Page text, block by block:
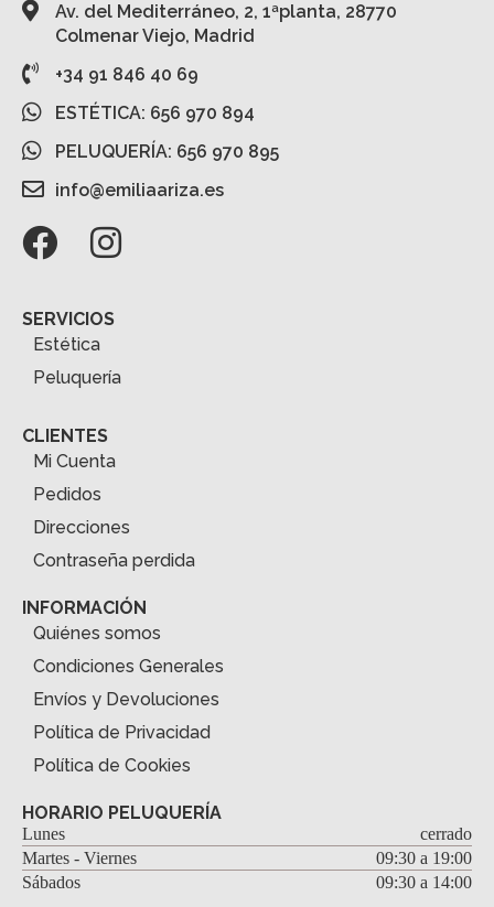
Av. del Mediterráneo, 2, 1ªplanta, 28770
Colmenar Viejo, Madrid
+34 91 846 40 69
ESTÉTICA: 656 970 894
PELUQUERÍA: 656 970 895
info@emiliaariza.es
SERVICIOS
Estética
Peluquería
CLIENTES
Mi Cuenta
Pedidos
Direcciones
Contraseña perdida
INFORMACIÓN
Quiénes somos
Condiciones Generales
Envíos y Devoluciones
Política de Privacidad
Política de Cookies
HORARIO PELUQUERÍA
Lunes
cerrado
Martes - Viernes
09:30 a 19:00
Sábados
09:30 a 14:00